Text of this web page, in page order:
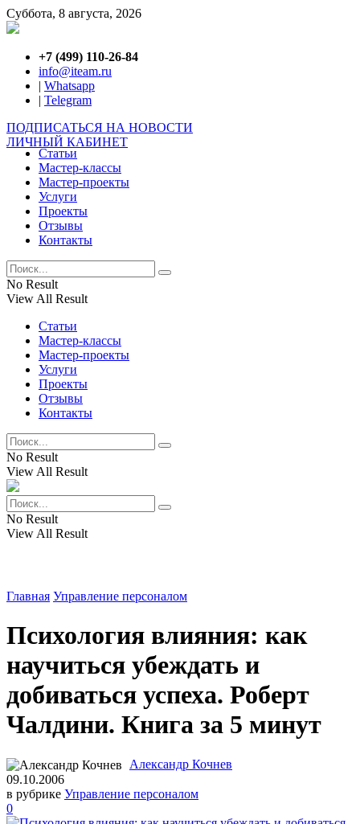
Суббота, 8 августа, 2026
+7 (499) 110-26-84
info@iteam.ru
| Whatsapp
| Telegram
ПОДПИСАТЬСЯ НА НОВОСТИ
ЛИЧНЫЙ КАБИНЕТ
Статьи
Мастер-классы
Мастер-проекты
Услуги
Проекты
Отзывы
Контакты
No Result
View All Result
Статьи
Мастер-классы
Мастер-проекты
Услуги
Проекты
Отзывы
Контакты
No Result
View All Result
No Result
View All Result
Главная Управление персоналом
Психология влияния: как
научиться убеждать и
добиваться успеха. Роберт
Чалдини. Книга за 5 минут
Александр Кочнев
09.10.2006
в рубрике Управление персоналом
0